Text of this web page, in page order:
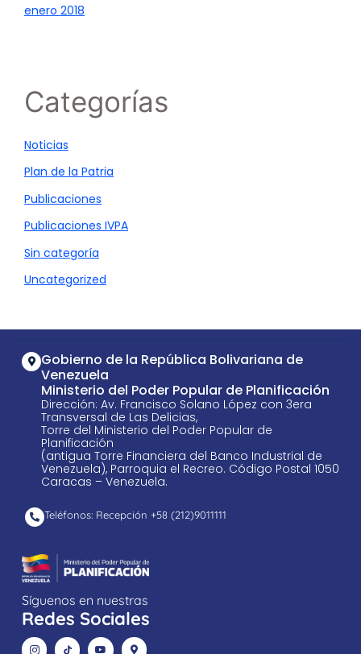
enero 2018
Categorías
Noticias
Plan de la Patria
Publicaciones
Publicaciones IVPA
Sin categoría
Uncategorized
Gobierno de la República Bolivariana de
Venezuela
Ministerio del Poder Popular de Planificación
Dirección: Av. Francisco Solano López con 3era
Transversal de Las Delicias,
Torre del Ministerio del Poder Popular de
Planificación
(antigua Torre Financiera del Banco Industrial de
Venezuela), Parroquia el Recreo. Código Postal 1050
Caracas – Venezuela.
Teléfonos: Recepción +58 ​(212)9011111
Síguenos en nuestras
Redes Sociales